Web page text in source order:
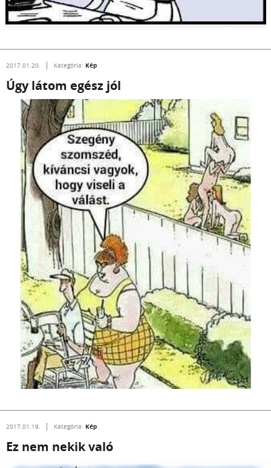
2017.01.20. Kategória: Kép
Úgy látom egész jól
2017.01.19. Kategória: Kép
Ez nem nekik való